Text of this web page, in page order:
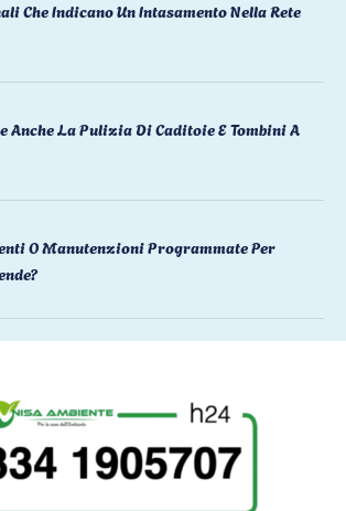
Che Indicano Un Intasamento Nella Rete
Anche La Pulizia Di Caditoie E Tombini A
O Manutenzioni Programmate Per